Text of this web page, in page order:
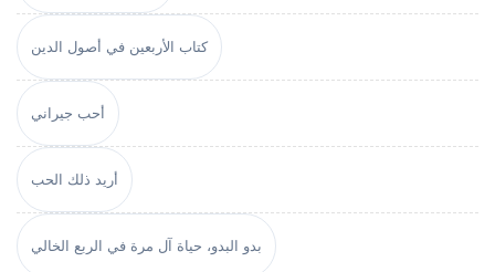
كتاب الأربعين في أصول الدين
أحب جيراني
أريد ذلك الحب
بدو البدو، حياة آل مرة في الربع الخالي